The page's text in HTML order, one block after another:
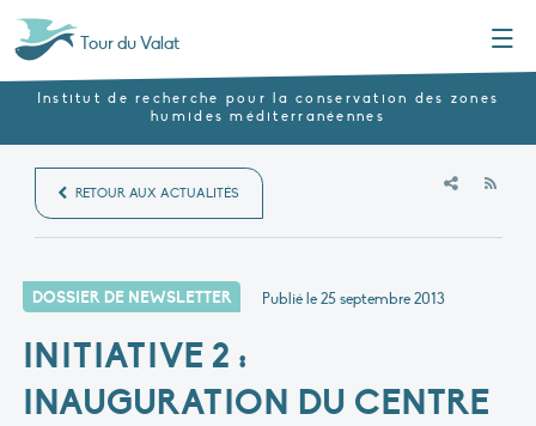
Tour du Valat
Institut de recherche pour la conservation des zones
humides méditerranéennes
RETOUR AUX ACTUALITÉS
DOSSIER DE NEWSLETTER Publié le25 septembre 2013
INITIATIVE 2 :
INAUGURATION DU CENTRE